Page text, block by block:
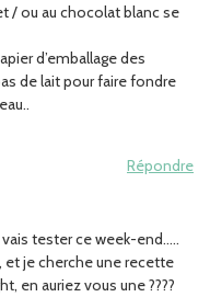
/ ou au chocolat blanc se
d’emballage des
de lait pour faire fondre
Répondre
tester ce week-end…..
et je cherche une recette
en auriez vous une ????